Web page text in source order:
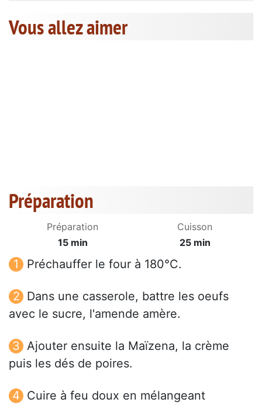
Vous allez aimer
Préparation
Préparation
15 min
Cuisson
25 min
Préchauffer le four à 180°C.
Dans une casserole, battre les oeufs
avec le sucre, l'amende amère.
Ajouter ensuite la Maïzena, la crème
puis les dés de poires.
Cuire à feu doux en mélangeant